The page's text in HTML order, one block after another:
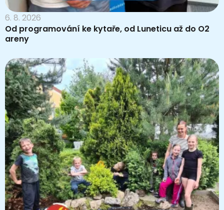
6. 8. 2026
Od programování ke kytaře, od Luneticu až do O2
areny